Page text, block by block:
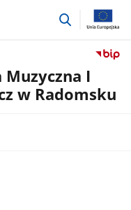
przejdź
Muzyczna I
w Radomsku